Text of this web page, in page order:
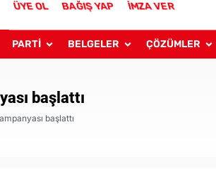
ÜYE OL BAĞIŞ YAP İMZA VER
PARTİ BELGELER ÇÖZÜMLER
başlattı
başlattı